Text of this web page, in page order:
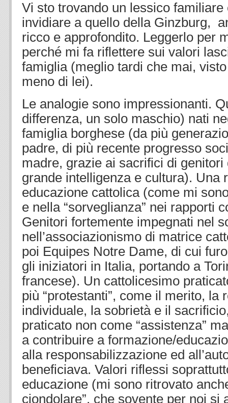
Vi sto trovando un lessico familiare
invidiare a quello della Ginzburg,
ricco e approfondito. Leggerlo per
perché mi fa riflettere sui valori
famiglia (meglio tardi che mai,
meno di lei).
Le analogie sono impressionanti.
differenza, un solo maschio) nati
famiglia borghese (da più
padre, di più recente progresso
madre, grazie ai sacrifici di
grande intelligenza e cultura). Una
educazione cattolica (come mi
e nella “sorveglianza” nei rapporti
Genitori fortemente impegnati nel
nell’associazionismo di matrice
poi Equipes Notre Dame, di cui
gli iniziatori in Italia, portando a
francese). Un cattolicesimo
più “protestanti”, come il merito, la
individuale, la sobrietà e il
praticato non come “assistenza”
a contribuire a formazione/
alla responsabilizzazione ed
beneficiava. Valori riflessi
educazione (mi sono ritrovato
ciondolare”, che sovente per noi si